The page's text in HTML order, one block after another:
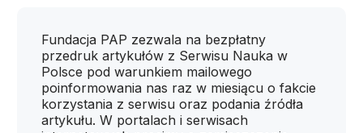
Fundacja PAP zezwala na bezpłatny
przedruk artykułów z Serwisu Nauka w
Polsce pod warunkiem mailowego
poinformowania nas raz w miesiącu o fakcie
korzystania z serwisu oraz podania źródła
artykułu. W portalach i serwisach